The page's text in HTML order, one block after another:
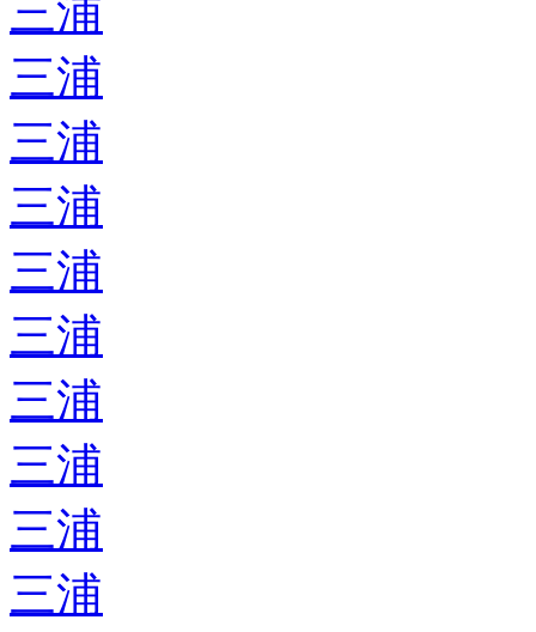
三浦
三浦
三浦
三浦
三浦
三浦
三浦
三浦
三浦
三浦